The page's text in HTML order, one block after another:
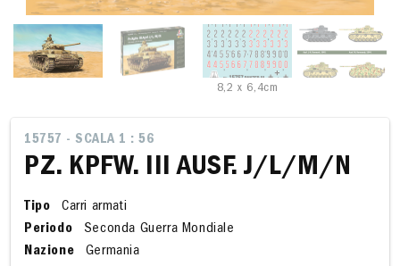
8,2 x 6,4cm
15757 - SCALA 1 : 56
PZ. KPFW. III AUSF. J/L/M/N
Tipo
Carri armati
Periodo
Seconda Guerra Mondiale
Nazione
Germania